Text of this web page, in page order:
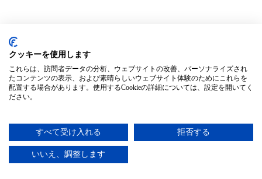
クッキーを使用します
これらは、訪問者データの分析、ウェブサイトの改善、パーソナライズされ
たコンテンツの表示、および素晴らしいウェブサイト体験のためにこれらを
配置する場合があります。使用するCookieの詳細については、設定を開いてく
ださい。
すべて受け入れる 拒否する
いいえ、調整します